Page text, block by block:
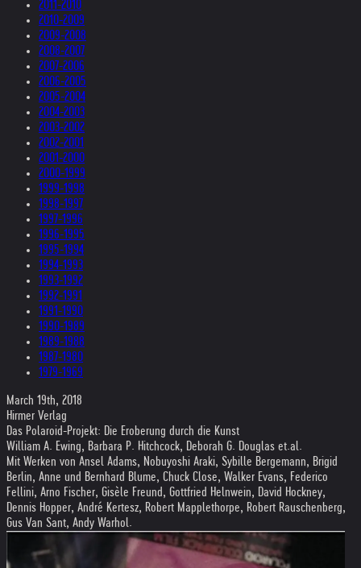
2011-2010
2010-2009
2009-2008
2008-2007
2007-2006
2006-2005
2005-2004
2004-2003
2003-2002
2002-2001
2001-2000
2000-1999
1999-1998
1998-1997
1997-1996
1996-1995
1995-1994
1994-1993
1993-1992
1992-1991
1991-1990
1990-1989
1989-1988
1987-1980
1979-1969
March 19th, 2018
Hirmer Verlag
Das Polaroid-Projekt: Die Eroberung durch die Kunst
William A. Ewing, Barbara P. Hitchcock, Deborah G. Douglas et.al.
Mit Werken von Ansel Adams, Nobuyoshi Araki, Sybille Bergemann, Brigid
Berlin, Anne und Bernhard Blume, Chuck Close, Walker Evans, Federico
Fellini, Arno Fischer, Gisèle Freund, Gottfried Helnwein, David Hockney,
Dennis Hopper, André Kertesz, Robert Mapplethorpe, Robert Rauschenberg,
Gus Van Sant, Andy Warhol.